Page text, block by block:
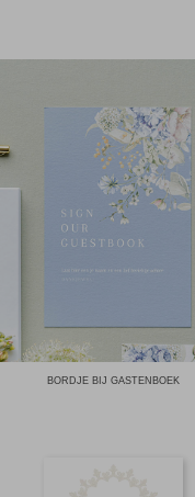
BORDJE BIJ GASTENBOEK